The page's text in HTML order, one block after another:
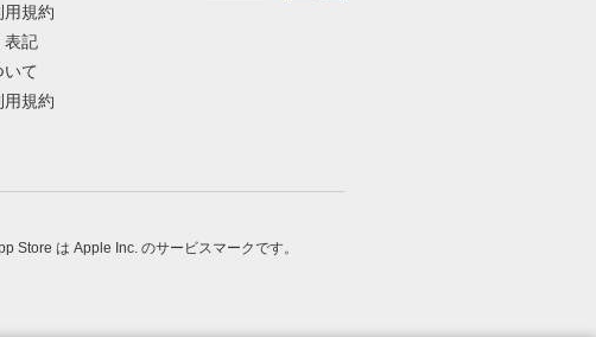
用規約
表記
て
用規約
Store は Apple Inc. のサービスマークです。